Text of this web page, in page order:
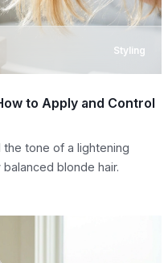
Styling
to Apply and Control
tone of a lightening
blonde hair.